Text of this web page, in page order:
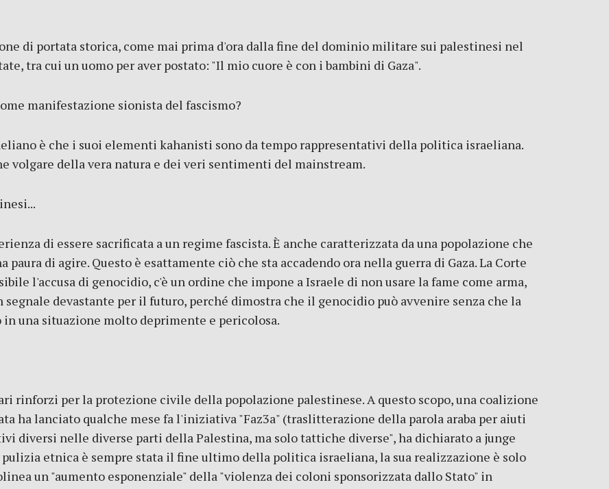
di portata storica, come mai prima d'ora dalla fine del dominio militare sui palestinesi nel
tra cui un uomo per aver postato: "Il mio cuore è con i bambini di Gaza".
manifestazione sionista del fascismo?
è che i suoi elementi kahanisti sono da tempo rappresentativi della politica israeliana.
volgare della vera natura e dei veri sentimenti del mainstream.
di essere sacrificata a un regime fascista. È anche caratterizzata da una popolazione che
di agire. Questo è esattamente ciò che sta accadendo ora nella guerra di Gaza. La Corte
l'accusa di genocidio, c'è un ordine che impone a Israele di non usare la fame come arma,
segnale devastante per il futuro, perché dimostra che il genocidio può avvenire senza che la
una situazione molto deprimente e pericolosa.
rinforzi per la protezione civile della popolazione palestinese. A questo scopo, una coalizione
ha lanciato qualche mese fa l'iniziativa "Faz3a" (traslitterazione della parola araba per aiuti
diversi nelle diverse parti della Palestina, ma solo tattiche diverse", ha dichiarato a junge
etnica è sempre stata il fine ultimo della politica israeliana, la sua realizzazione è solo
un "aumento esponenziale" della "violenza dei coloni sponsorizzata dallo Stato" in